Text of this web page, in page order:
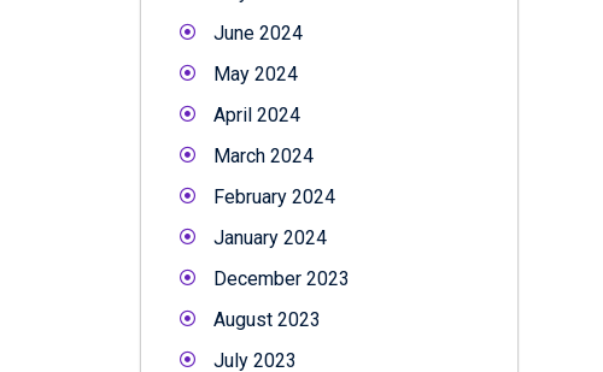
June 2024
May 2024
April 2024
March 2024
February 2024
January 2024
December 2023
August 2023
July 2023